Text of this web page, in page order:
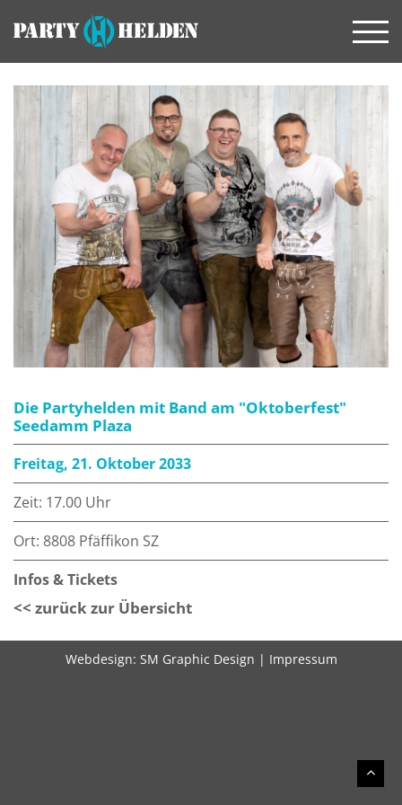
Die Partyhelden mit Band am "Oktoberfest"
Seedamm Plaza
Freitag, 21. Oktober 2033
Zeit: 17.00 Uhr
Ort: 8808 Pfäffikon SZ
Infos & Tickets
<< zurück zur Übersicht
Webdesign: SM Graphic Design | Impressum